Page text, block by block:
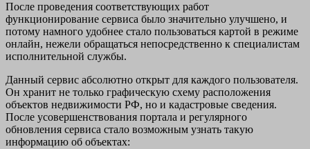
После проведения соответствующих работ
функционирование сервиса было значительно улучшено, и
потому намного удобнее стало пользоваться картой в режиме
онлайн, нежели обращаться непосредственно к специалистам
исполнительной службы.
Данный сервис абсолютно открыт для каждого пользователя.
Он хранит не только графическую схему расположения
объектов недвижимости РФ, но и кадастровые сведения.
После усовершенствования портала и регулярного
обновления сервиса стало возможным узнать такую
информацию об объектах: